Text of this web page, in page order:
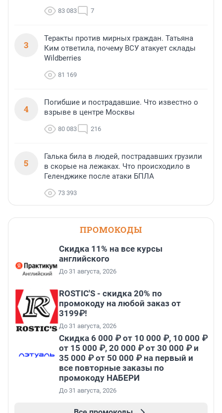
83 083 7
3
Теракты против мирных граждан. Татьяна
Ким ответила, почему ВСУ атакует склады
Wildberries
81 169
4
Погибшие и пострадавшие. Что известно о
взрыве в центре Москвы
80 083 216
5
Галька била в людей, пострадавших грузили
в скорые на лежаках. Что происходило в
Геленджике после атаки БПЛА
73 393
ПРОМОКОДЫ
Скидка 11% на все курсы
английского
До 31 августа, 2026
ROSTIC'S - скидка 20% по
промокоду на любой заказ от
3199₽!
До 31 августа, 2026
Скидка 6 000 ₽ от 10 000 ₽, 10 000 ₽
от 15 000 ₽, 20 000 ₽ от 30 000 ₽ и
35 000 ₽ от 50 000 ₽ на первый и
все повторные заказы по
промокоду НАБЕРИ
До 31 августа, 2026